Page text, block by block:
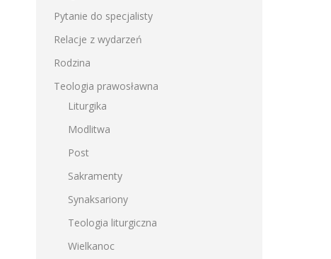
Pytanie do specjalisty
Relacje z wydarzeń
Rodzina
Teologia prawosławna
Liturgika
Modlitwa
Post
Sakramenty
Synaksariony
Teologia liturgiczna
Wielkanoc